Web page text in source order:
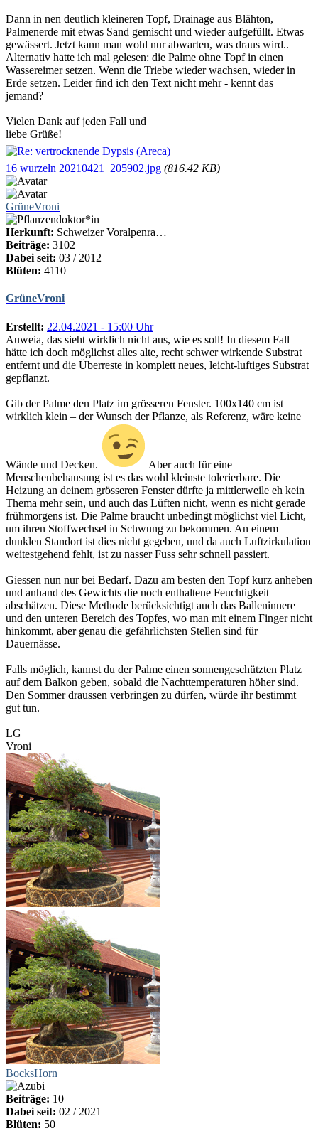
Dann in nen deutlich kleineren Topf, Drainage aus Blähton,
Palmenerde mit etwas Sand gemischt und wieder aufgefüllt. Etwas
gewässert. Jetzt kann man wohl nur abwarten, was draus wird..
Alternativ hatte ich mal gelesen: die Palme ohne Topf in einen
Wassereimer setzen. Wenn die Triebe wieder wachsen, wieder in
Erde setzen. Leider find ich den Text nicht mehr - kennt das
jemand?
Vielen Dank auf jeden Fall und
liebe Grüße!
16 wurzeln 20210421_205902.jpg (816.42 KB)
GrüneVroni
Herkunft: Schweizer Voralpenra…
Beiträge: 3102
Dabei seit: 03 / 2012
Blüten: 4110
GrüneVroni
Erstellt: 22.04.2021 - 15:00 Uhr
Auweia, das sieht wirklich nicht aus, wie es soll! In diesem Fall
hätte ich doch möglichst alles alte, recht schwer wirkende Substrat
entfernt und die Überreste in komplett neues, leicht-luftiges Substrat
gepflanzt.
Gib der Palme den Platz im grösseren Fenster. 100x140 cm ist
wirklich klein – der Wunsch der Pflanze, als Referenz, wäre keine
Wände und Decken.
Aber auch für eine
Menschenbehausung ist es das wohl kleinste tolerierbare. Die
Heizung an deinem grösseren Fenster dürfte ja mittlerweile eh kein
Thema mehr sein, und auch das Lüften nicht, wenn es nicht gerade
frühmorgens ist. Die Palme braucht unbedingt möglichst viel Licht,
um ihren Stoffwechsel in Schwung zu bekommen. An einem
dunklen Standort ist dies nicht gegeben, und da auch Luftzirkulation
weitestgehend fehlt, ist zu nasser Fuss sehr schnell passiert.
Giessen nun nur bei Bedarf. Dazu am besten den Topf kurz anheben
und anhand des Gewichts die noch enthaltene Feuchtigkeit
abschätzen. Diese Methode berücksichtigt auch das Balleninnere
und den unteren Bereich des Topfes, wo man mit einem Finger nicht
hinkommt, aber genau die gefährlichsten Stellen sind für
Dauernässe.
Falls möglich, kannst du der Palme einen sonnengeschützten Platz
auf dem Balkon geben, sobald die Nachttemperaturen höher sind.
Den Sommer draussen verbringen zu dürfen, würde ihr bestimmt
gut tun.
LG
Vroni
BocksHorn
Beiträge: 10
Dabei seit: 02 / 2021
Blüten: 50